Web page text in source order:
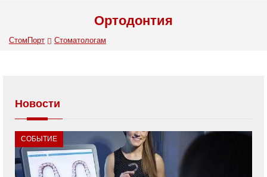
Ортодонтия
СтомПорт Стоматологам
Новости
СОБЫТИЕ